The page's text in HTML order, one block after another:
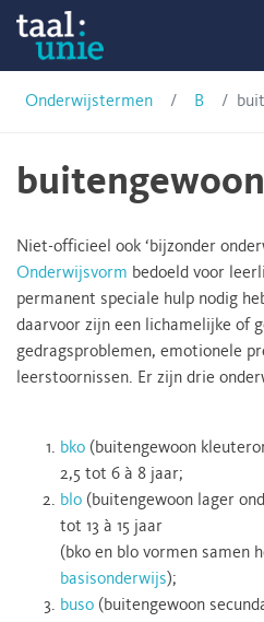
Skip
content
Onderwijstermen
B
Niet-officieel ook ‘bijzonder
Onderwijsvorm bedoeld voor
permanent speciale hulp nodig
daarvoor zijn een lichamelijke of
gedragsproblemen, emotionele
leerstoornissen. Er zijn drie
bko (buitengewoon
2,5 tot 6 à 8 jaar;
blo (buitengewoon lager
tot 13 à 15 jaar
(bko en blo vormen samen
basisonderwijs);
buso (buitengewoon